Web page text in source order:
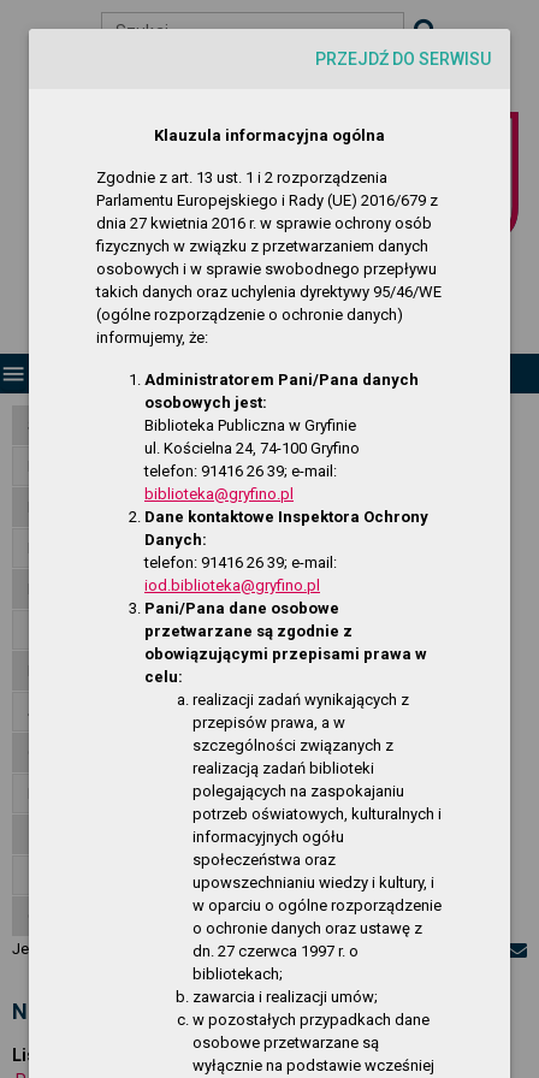
Szukaj
Biuletyn Informacji Publicznej
Biblioteka Publiczna w Gryfinie
menu
Strona Główna
RODO - klauzula informacyjna
Dane teleadresowe
Zadania i kompetencje
Regulamin Biblioteki
Jednostki organizacyjne
Załatwianie spraw, skargi, wnioski
Jesteś w:
Regulamin Biblioteki
None 2026-05-07 09:05:46
Lista załączników:
PRZEJDŹ DO SERWISU
Klauzula informacyjna ogólna
Zgodnie z art. 13 ust. 1 i 2 rozporządzenia
Parlamentu Europejskiego i Rady (UE) 2016/679 z
dnia 27 kwietnia 2016 r. w sprawie ochrony osób
fizycznych w związku z przetwarzaniem danych
osobowych i w sprawie swobodnego przepływu
takich danych oraz uchylenia dyrektywy 95/46/WE
(ogólne rozporządzenie o ochronie danych)
informujemy, że:
Administratorem Pani/Pana danych
osobowych jest:
Biblioteka Publiczna w Gryfinie
ul. Kościelna 24, 74-100 Gryfino
telefon: 91416 26 39; e-mail:
biblioteka@gryfino.pl
Dane kontaktowe Inspektora Ochrony
Danych:
telefon: 91416 26 39; e-mail:
iod.biblioteka@gryfino.pl
Pani/Pana dane osobowe
przetwarzane są zgodnie z
obowiązującymi przepisami prawa w
celu:
realizacji zadań wynikających z
przepisów prawa, a w
szczególności związanych z
realizacją zadań biblioteki
polegających na zaspokajaniu
potrzeb oświatowych, kulturalnych i
informacyjnych ogółu
społeczeństwa oraz
upowszechnianiu wiedzy i kultury, i
w oparciu o ogólne rozporządzenie
o ochronie danych oraz ustawę z
dn. 27 czerwca 1997 r. o
bibliotekach;
zawarcia i realizacji umów;
w pozostałych przypadkach dane
osobowe przetwarzane są
wyłącznie na podstawie wcześniej